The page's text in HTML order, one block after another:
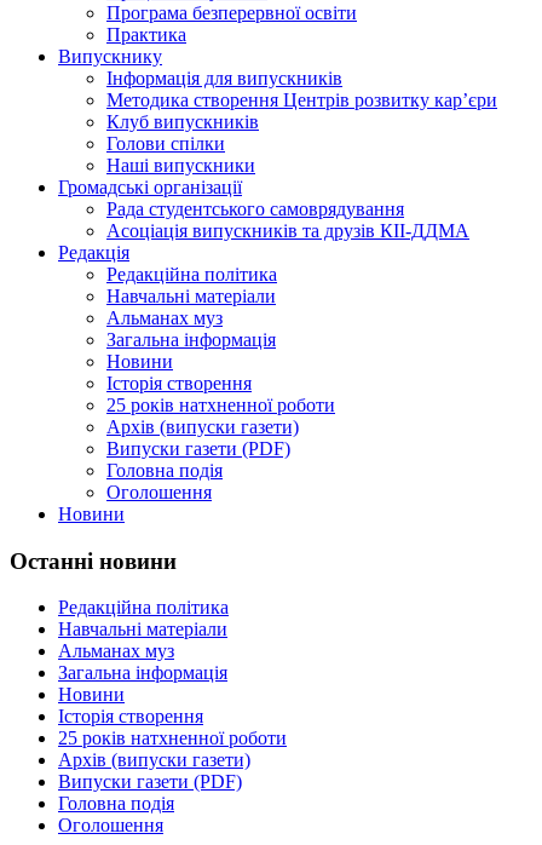
Програма безперервної освіти
Практика
Випускнику
Інформація для випускників
Методика створення Центрів розвитку кар’єри
Клуб випускників
Голови спілки
Наші випускники
Громадські організації
Рада студентського самоврядування
Асоціація випускників та друзів КІІ-ДДМА
Редакція
Редакційна політика
Навчальні матеріали
Альманах муз
Загальна інформація
Новини
Історія створення
25 років натхненної роботи
Архів (випуски газети)
Випуски газети (PDF)
Головна подія
Оголошення
Новини
Останні новини
Редакційна політика
Навчальні матеріали
Альманах муз
Загальна інформація
Новини
Історія створення
25 років натхненної роботи
Архів (випуски газети)
Випуски газети (PDF)
Головна подія
Оголошення